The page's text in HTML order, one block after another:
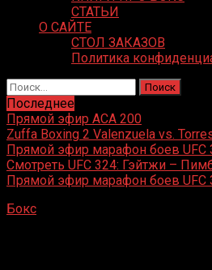
СТАТЬИ
О САЙТЕ
СТОЛ ЗАКАЗОВ
Политика
Найти:
Последнее
Прямой эфир ACA 200
Zuffa Boxing 2 Valenzuela vs.
Прямой эфир марафон боев UFC
Смотреть UFC 324: Гэйтжи –
Прямой эфир марафон боев UFC
Бокс